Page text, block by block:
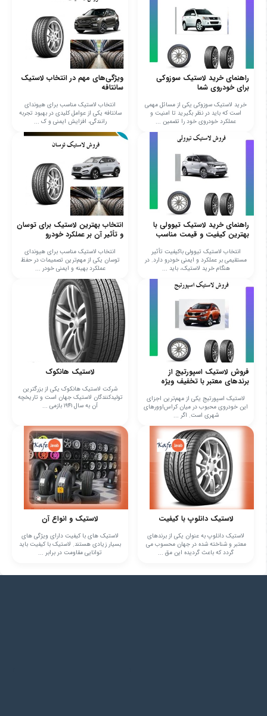
راهنمای خرید لاستیک سوزوکی
برای خودروی شما
خرید لاستیک سوزوکی یکی از مسائل مهمی
است که باید در نظر بگیرید تا امنیت و
عملکرد خودروی خود را تضمین ...
ویژگی‌های مهم در انتخاب لاستیک
سانتافه
انتخاب لاستیک مناسب برای هیوندای
سانتافه یکی از عوامل کلیدی در بهبود تجربه
رانندگی، افزایش ایمنی و ک ...
راهنمای خرید لاستیک تیوولی با
بهترین کیفیت و قیمت مناسب
انتخاب لاستیک تیوولی باکیفیت تأثیر
مستقیمی بر عملکرد و ایمنی خودرو دارد. در
هنگام خرید لاستیک، باید ...
انتخاب بهترین لاستیک برای توسان
و تأثیر آن بر عملکرد خودرو
انتخاب لاستیک مناسب برای هیوندای
توسان یکی از مهم‌ترین تصمیمات در حفظ
عملکرد بهینه و ایمنی خودر ...
فروش لاستیک اسپورتیج از
برندهای معتبر با تخفیف ویژه
لاستیک اسپورتیج یکی از مهم‌ترین اجزای
این خودروی محبوب در میان کراس‌اوورهای
شهری است. اگر ...
لاستیک هانکوک
شرکت لاستیک هانکوک یکی از بزرگترین
تولیدکنندگان لاستیک جهان است و تاریخچه
آن به سال ۱۹۴۱ بازمی‌ ...
لاستیک دانلوپ با کیفیت
لاستیک دانلوپ به عنوان یکی از برندهای
معتبر و شناخته شده در جهان محسوب می
گردد که باعث گردیده این مق ...
لاستیک‌ و انواع آن
لاستیک های با کیفیت دارای ویژگی های
بسیار زیادی هستند. لاستیک با کیفیت باید
توانایی مقاومت در برابر ...